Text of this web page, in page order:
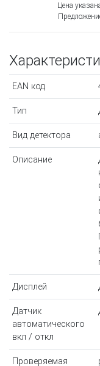
Цена
EAN код
Тип
Вид детектора
Описание
Дисплей
Датчик
автоматического
вкл / откл
Проверяемая